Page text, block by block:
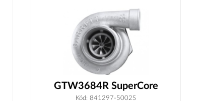
GTW3684R SuperCore
Kód: 841297-5002S